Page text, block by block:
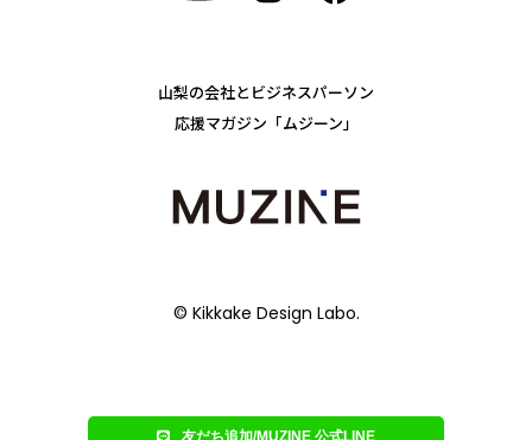
山梨の会社とビジネスパーソン
応援マガジン「ムジーン」
© Kikkake Design Labo.
友だち追加/MUZINE 公式LINE